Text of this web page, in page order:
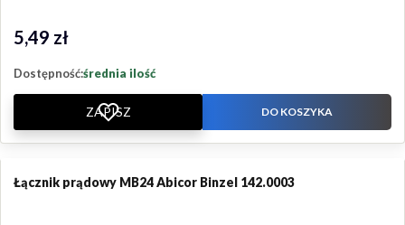
Cena
5,49 zł
Dostępność:średnia ilość
ZAPISZ DO KOSZYKA
Łącznik prądowy MB24 Abicor Binzel 142.0003